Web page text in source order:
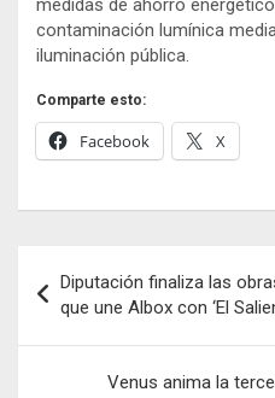
medidas de ahorro
contaminación lumínica
iluminación pública.
Comparte esto:
Facebook X
de
entradas
Diputación finaliza las
que une Albox con ‘El
Venus anima la